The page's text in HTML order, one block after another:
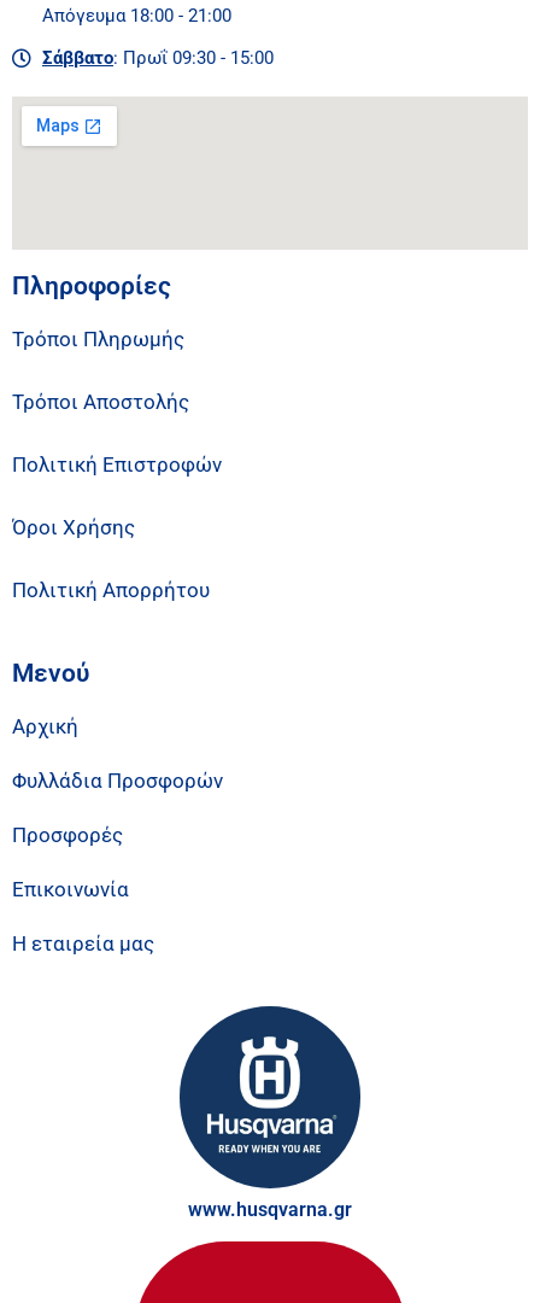
Απόγευμα 18:00 - 21:00
Σάββατο: Πρωΐ 09:30 - 15:00
Πληροφορίες
Τρόποι Πληρωμής
Τρόποι Αποστολής
Πολιτική Επιστροφών
Όροι Χρήσης
Πολιτική Απορρήτου
Μενού
Αρχική
Φυλλάδια Προσφορών
Προσφορές
Επικοινωνία
Η εταιρεία μας
www.husqvarna.gr